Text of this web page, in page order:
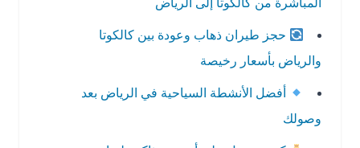
حجز طيران ذهاب وعودة بين كالكوتا
والرياض بأسعار رخيصة
أفضل الأنشطة السياحية في الرياض بعد
وصولك